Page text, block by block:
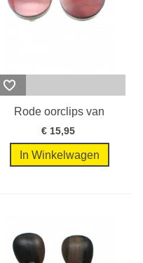
Rode oorclips van
parelmoer
€ 15,95
In Winkelwagen